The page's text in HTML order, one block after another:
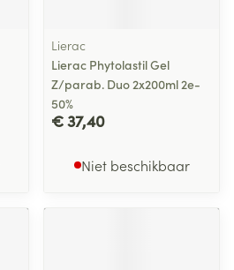
Lierac
Lierac Phytolastil Gel
Z/parab. Duo 2x200ml 2e-
50%
€ 37,40
Niet beschikbaar